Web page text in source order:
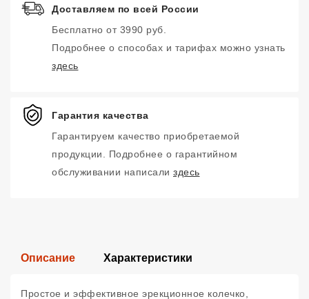
Доставляем по всей России
Бесплатно от 3990 руб.
Подробнее о способах и тарифах можно узнать
здесь
Гарантия качества
Гарантируем качество приобретаемой
продукции. Подробнее о гарантийном
обслуживании написали здесь
Описание Характеристики
Простое и эффективное эрекционное колечко,